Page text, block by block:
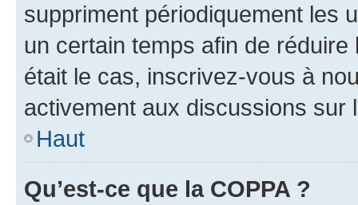
suppriment périodiquement les
un certain temps afin de
était le cas, inscrivez-vous à
activement aux discussions sur
Haut
Qu’est-ce que la COPPA ?